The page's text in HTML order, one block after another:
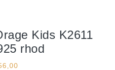
Kids K2611
rhod